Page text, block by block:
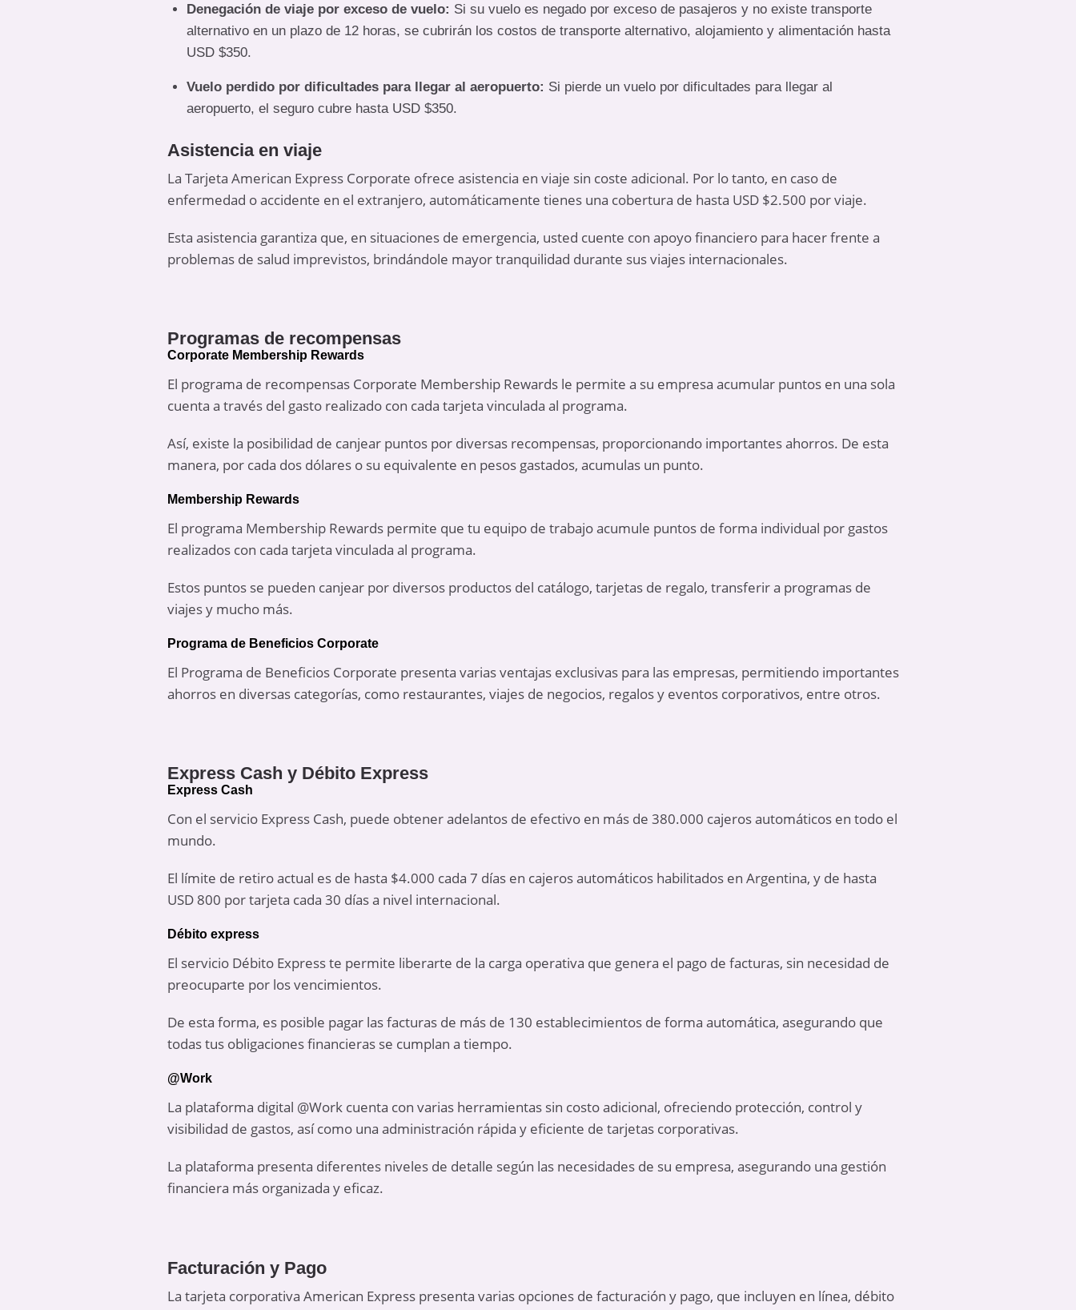
Denegación de viaje por exceso de vuelo: Si su vuelo es negado por exceso de pasajeros y no existe transporte
alternativo en un plazo de 12 horas, se cubrirán los costos de transporte alternativo, alojamiento y alimentación hasta
USD $350.
Vuelo perdido por dificultades para llegar al aeropuerto: Si pierde un vuelo por dificultades para llegar al
aeropuerto, el seguro cubre hasta USD $350.
Asistencia en viaje
La Tarjeta American Express Corporate ofrece asistencia en viaje sin coste adicional. Por lo tanto, en caso de
enfermedad o accidente en el extranjero, automáticamente tienes una cobertura de hasta USD $2.500 por viaje.
Esta asistencia garantiza que, en situaciones de emergencia, usted cuente con apoyo financiero para hacer frente a
problemas de salud imprevistos, brindándole mayor tranquilidad durante sus viajes internacionales.
Programas de recompensas
Corporate Membership Rewards
El programa de recompensas Corporate Membership Rewards le permite a su empresa acumular puntos en una sola
cuenta a través del gasto realizado con cada tarjeta vinculada al programa.
Así, existe la posibilidad de canjear puntos por diversas recompensas, proporcionando importantes ahorros. De esta
manera, por cada dos dólares o su equivalente en pesos gastados, acumulas un punto.
Membership Rewards
El programa Membership Rewards permite que tu equipo de trabajo acumule puntos de forma individual por gastos
realizados con cada tarjeta vinculada al programa.
Estos puntos se pueden canjear por diversos productos del catálogo, tarjetas de regalo, transferir a programas de
viajes y mucho más.
Programa de Beneficios Corporate
El Programa de Beneficios Corporate presenta varias ventajas exclusivas para las empresas, permitiendo importantes
ahorros en diversas categorías, como restaurantes, viajes de negocios, regalos y eventos corporativos, entre otros.
Express Cash y Débito Express
Express Cash
Con el servicio Express Cash, puede obtener adelantos de efectivo en más de 380.000 cajeros automáticos en todo el
mundo.
El límite de retiro actual es de hasta $4.000 cada 7 días en cajeros automáticos habilitados en Argentina, y de hasta
USD 800 por tarjeta cada 30 días a nivel internacional.
Débito express
El servicio Débito Express te permite liberarte de la carga operativa que genera el pago de facturas, sin necesidad de
preocuparte por los vencimientos.
De esta forma, es posible pagar las facturas de más de 130 establecimientos de forma automática, asegurando que
todas tus obligaciones financieras se cumplan a tiempo.
@Work
La plataforma digital @Work cuenta con varias herramientas sin costo adicional, ofreciendo protección, control y
visibilidad de gastos, así como una administración rápida y eficiente de tarjetas corporativas.
La plataforma presenta diferentes niveles de detalle según las necesidades de su empresa, asegurando una gestión
financiera más organizada y eficaz.
Facturación y Pago
La tarjeta corporativa American Express presenta varias opciones de facturación y pago, que incluyen en línea, débito